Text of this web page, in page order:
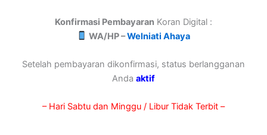
Konfirmasi Pembayaran Koran Digital :
WA/HP –Welniati Ahaya
Setelah pembayaran dikonfirmasi, status berlangganan
Anda aktif
– Hari Sabtu dan Minggu / Libur Tidak Terbit –